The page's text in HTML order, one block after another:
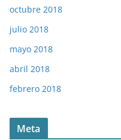
octubre 2018
julio 2018
mayo 2018
abril 2018
febrero 2018
Meta